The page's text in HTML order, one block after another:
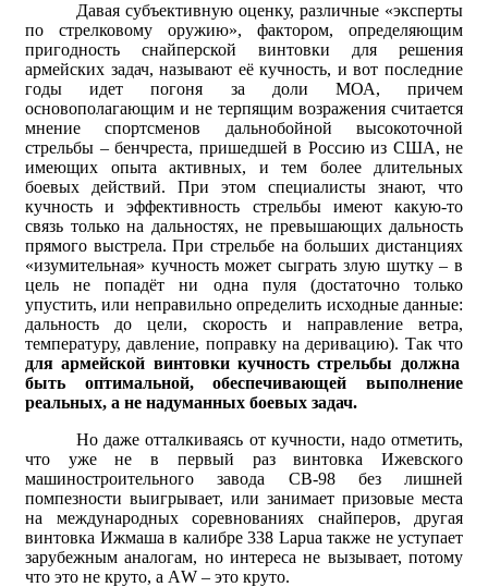
Давая субъективную оценку, различные «эксперты
по стрелковому оружию», фактором, определяющим
пригодность снайперской винтовки для решения
армейских задач, называют её кучность, и вот последние
годы идет погоня за доли МОА, причем
основополагающим и не терпящим возражения считается
мнение спортсменов дальнобойной высокоточной
стрельбы – бенчреста, пришедшей в Россию из США, не
имеющих опыта активных, и тем более длительных
боевых действий. При этом специалисты знают, что
кучность и эффективность стрельбы имеют какую-то
связь только на дальностях, не превышающих дальность
прямого выстрела. При стрельбе на больших дистанциях
«изумительная» кучность может сыграть злую шутку – в
цель не попадёт ни одна пуля (достаточно только
упустить, или неправильно определить исходные данные:
дальность до цели, скорость и направление ветра,
температуру, давление, поправку на деривацию). Так что
для армейской винтовки кучность стрельбы должна
быть оптимальной, обеспечивающей выполнение
реальных, а не надуманных боевых задач.
Но даже отталкиваясь от кучности, надо отметить,
что уже не в первый раз винтовка Ижевского
машиностроительного завода СВ-98 без лишней
помпезности выигрывает, или занимает призовые места
на международных соревнованиях снайперов, другая
винтовка Ижмаша в калибре 338 Lapua также не уступает
зарубежным аналогам, но интереса не вызывает, потому
что это не круто, а АW – это круто.